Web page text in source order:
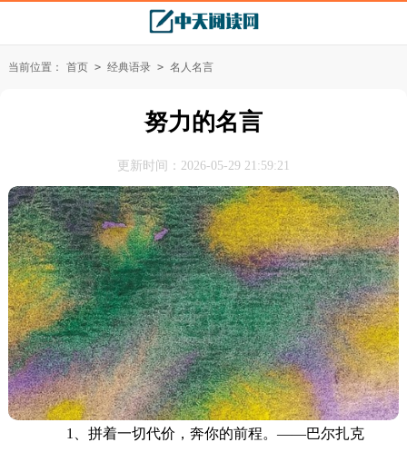
当前位置： 首页 > 经典语录 > 名人名言
努力的名言
更新时间：2026-05-29 21:59:21
1、拼着一切代价，奔你的前程。——巴尔扎克